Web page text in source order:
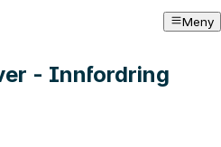
Meny
- Innfordring